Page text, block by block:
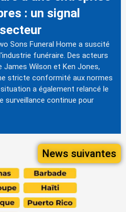
: un signal
Sons Funeral Home a suscité
funéraire. Des acteurs
Wilson et Ken Jones,
stricte conformité aux normes
a également relancé le
surveillance continue pour
News suivantes